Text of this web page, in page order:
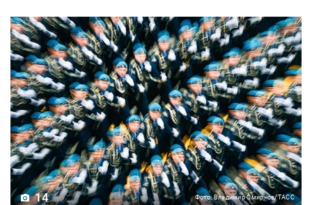
14 Фото: Владимир Смирнов/ТАСС